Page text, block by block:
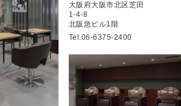
大阪府大阪市北区芝田
1-4-8
北阪急ビル1階
Tel.06-6375-2400